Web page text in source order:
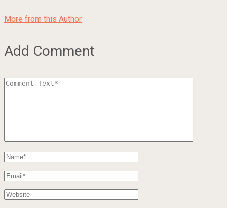
More from this Author
Add Comment